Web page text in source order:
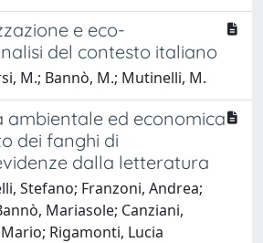
e eco-
del contesto italiano
M.; Bannò, M.; Mutinelli, M.
ambientale ed economica
dei fanghi di
dalla letteratura
Stefano; Franzoni, Andrea;
Mariasole; Canziani,
Rigamonti, Lucia